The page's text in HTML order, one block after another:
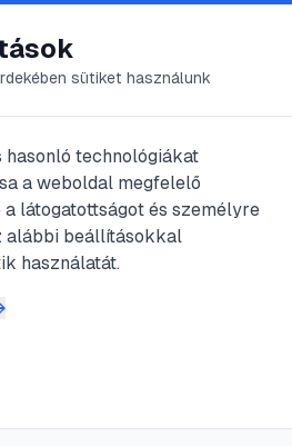
bőr
címkével
krém
sütiket használunk
technológiákat
a weboldal megfelelő
a látogatottságot és személyre
alábbi beállításokkal
használatát.